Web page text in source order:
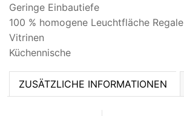
Geringe Einbautiefe
100 % homogene Leuchtfläche Regale
Vitrinen
Küchennische
ZUSÄTZLICHE INFORMATIONEN